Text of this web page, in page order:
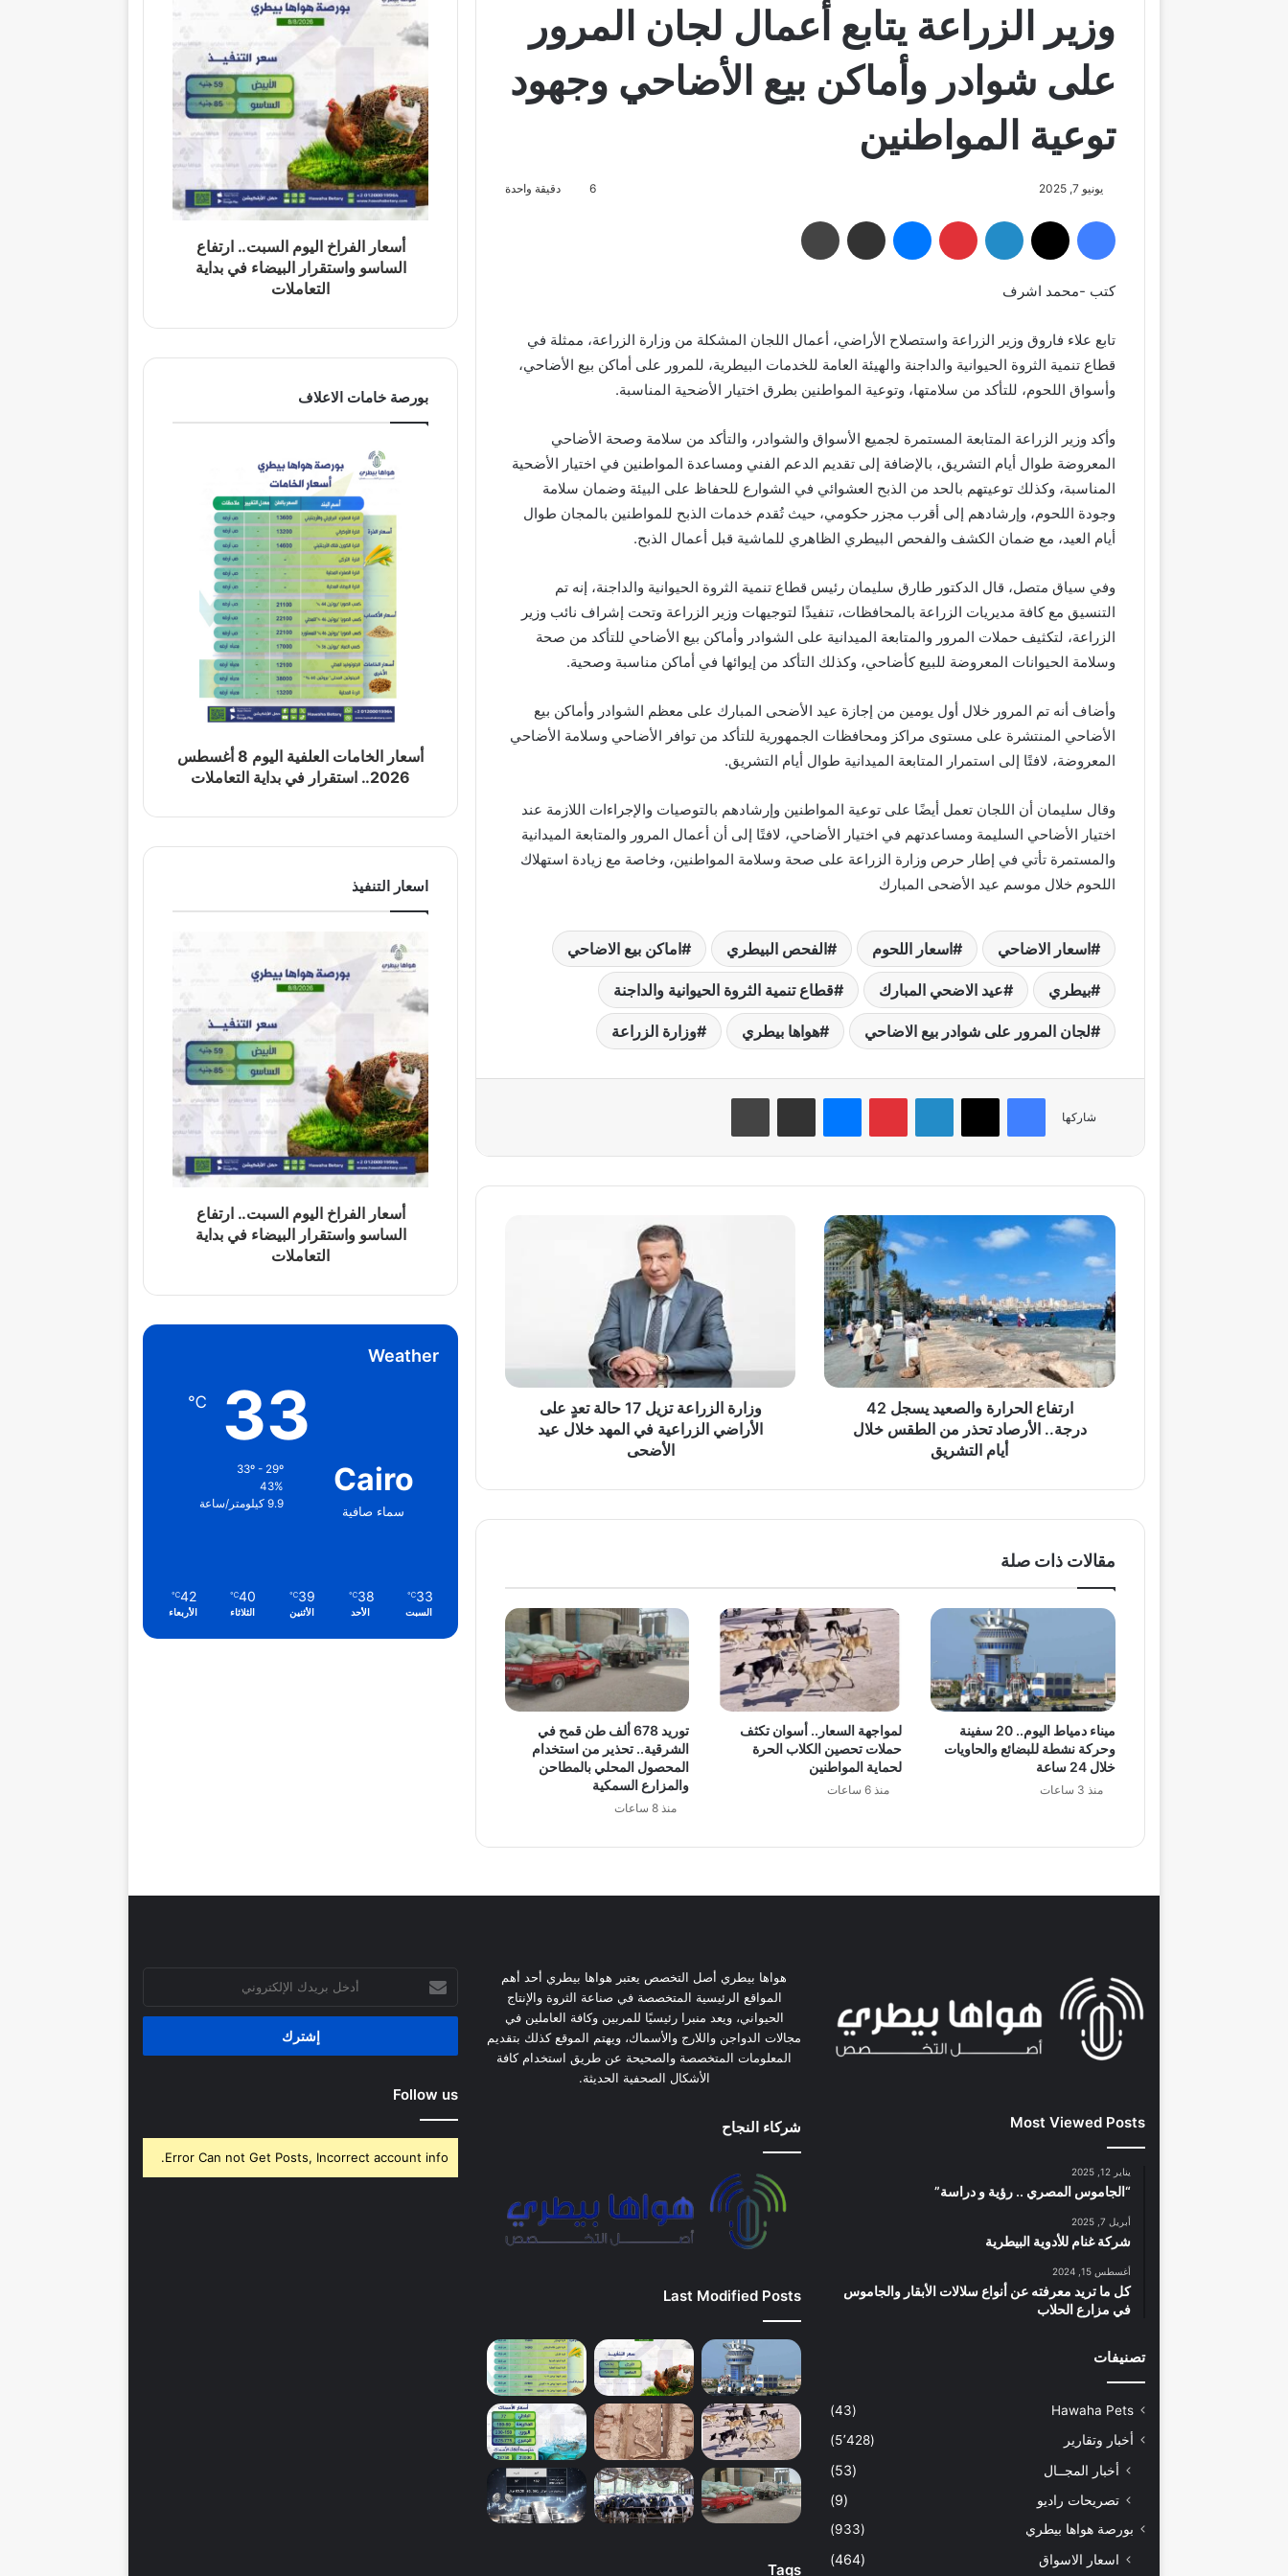
وزير الزراعة يتابع أعمال لجان المرور
على شوادر وأماكن بيع الأضاحي وجهود
توعية المواطنين
يونيو 7, 2025 6 دقيقة واحدة
فيسبوك لينكدإن بينتيريست ماسنجر مشاركة عبر البريد
كتب -محمد اشرف
تابع علاء فاروق وزير الزراعة واستصلاح الأراضي، أعمال اللجان المشكلة من وزارة الزراعة، ممثلة في
قطاع تنمية الثروة الحيوانية والداجنة والهيئة العامة للخدمات البيطرية، للمرور على أماكن بيع الأضاحي،
وأسواق اللحوم، للتأكد من سلامتها، وتوعية المواطنين بطرق اختيار الأضحية المناسبة.
وأكد وزير الزراعة المتابعة المستمرة لجميع الأسواق والشوادر، والتأكد من سلامة وصحة الأضاحي
المعروضة طوال أيام التشريق، بالإضافة إلى تقديم الدعم الفني ومساعدة المواطنين في اختيار الأضحية
المناسبة، وكذلك توعيتهم بالحد من الذبح العشوائي في الشوارع للحفاظ على البيئة وضمان سلامة
وجودة اللحوم، وإرشادهم إلى أقرب مجزر حكومي، حيث تُقدم خدمات الذبح للمواطنين بالمجان طوال
أيام العيد، مع ضمان الكشف والفحص البيطري الظاهري للماشية قبل أعمال الذبح.
وفي سياق متصل، قال الدكتور طارق سليمان رئيس قطاع تنمية الثروة الحيوانية والداجنة، إنه تم
التنسيق مع كافة مديريات الزراعة بالمحافظات، تنفيذًا لتوجيهات وزير الزراعة وتحت إشراف نائب وزير
الزراعة، لتكثيف حملات المرور والمتابعة الميدانية على الشوادر وأماكن بيع الأضاحي للتأكد من صحة
وسلامة الحيوانات المعروضة للبيع كأضاحي، وكذلك التأكد من إيوائها في أماكن مناسبة وصحية.
وأضاف أنه تم المرور خلال أول يومين من إجازة عيد الأضحى المبارك على معظم الشوادر وأماكن بيع
الأضاحي المنتشرة على مستوى مراكز ومحافظات الجمهورية للتأكد من توافر الأضاحي وسلامة الأضاحي
المعروضة، لافتًا إلى استمرار المتابعة الميدانية طوال أيام التشريق.
وقال سليمان أن اللجان تعمل أيضًا على توعية المواطنين وإرشادهم بالتوصيات والإجراءات اللازمة عند
اختيار الأضاحي السليمة ومساعدتهم في اختيار الأضاحي، لافتًا إلى أن أعمال المرور والمتابعة الميدانية
والمستمرة تأتي في إطار حرص وزارة الزراعة على صحة وسلامة المواطنين، وخاصة مع زيادة استهلاك
اللحوم خلال موسم عيد الأضحى المبارك
اسعار الاضاحي اسعار اللحوم الفحص البيطري اماكن بيع الاضاحي
بيطري عيد الاضحي المبارك قطاع تنمية الثروة الحيوانية والداجنة
لجان المرور على شوادر بيع الاضاحي هواها بيطري وزارة الزراعة
شاركها
فيسبوك ‫X لينكدإن بينتيريستماسنجر مشاركة عبر البريد طباعة
ارتفاع
والصعيد
42
درجة..
الأرصاد
تحذر
من
ارتفاع الحرارة والصعيد يسجل 42
درجة.. الأرصاد تحذر من الطقس خلال
أيام التشريق
الزراعية
وزارة الزراعة تزيل 17 حالة تعدٍ على
الأراضي الزراعية في المهد خلال عيد
الأضحى
مقالات ذات صلة
ميناء دمياط اليوم.. 20 سفينة
وحركة نشطة للبضائع والحاويات
خلال 24 ساعة
منذ 3 ساعات
لمواجهة السعار.. أسوان تكثف
حملات تحصين الكلاب الحرة
لحماية المواطنين
منذ 6 ساعات
توريد 678 ألف طن قمح في
الشرقية.. تحذير من استخدام
المحصول المحلي بالمطاحن
والمزارع السمكية
منذ 8 ساعات
أسعار الفراخ اليوم السبت.. ارتفاع
الساسو واستقرار البيضاء في بداية
التعاملات
بورصة خامات الاعلاف
أسعار الخامات العلفية اليوم 8 أغسطس
2026.. استقرار في بداية التعاملات
اسعار التنفيذ
أسعار الفراخ اليوم السبت.. ارتفاع
الساسو واستقرار البيضاء في بداية
التعاملات
Weather
Cairo
سماء صافية
33
℃
33º - 29º
43%
9.9 كيلومتر/ساعة
33
℃
السبت
38
℃
الأحد
39
℃
الأثنين
40
℃
الثلاثاء
42
℃
الأربعاء
Most Viewed Posts
يناير 12, 2025
“الجاموس المصري .. رؤية و دراسة”
أبريل 7, 2025
شركة غنام للأدوية البيطرية
أغسطس 15, 2024
كل ما تريد معرفته عن أنواع سلالات الأبقار والجاموس
في مزارع الحلاب
تصنيفات
Hawaha Pets
(43)
أخبار وتقارير
(5٬428)
أخبار المجــال
(53)
تصريحات راديو
(9)
بورصة هواها بيطري (933)
اسعار الاسواق (464)
هواها بيطري أصل التخصص يعتبر هواها بيطري أحد أهم
المواقع الرئيسية المتخصصة في صناعة الثروة والإنتاج
الحيواني، ويعد منبرا رئيسيًا للمربين وكافة العاملين في
مجالات الدواجن واللارج والأسماك، ويهتم الموقع كذلك بتقديم
المعلومات المتخصصة والصحيحة عن طريق استخدام كافة
الأشكال الصحفية الحديثة.
شركاء النجاح
Last Modified Posts
Tags
بريدك
الإلكتروني
Follow us
Error Can not Get Posts, Incorrect account info.